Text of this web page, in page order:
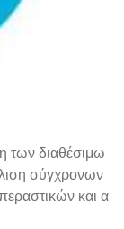
των διαθέσιμω
σύγχρονων
και α